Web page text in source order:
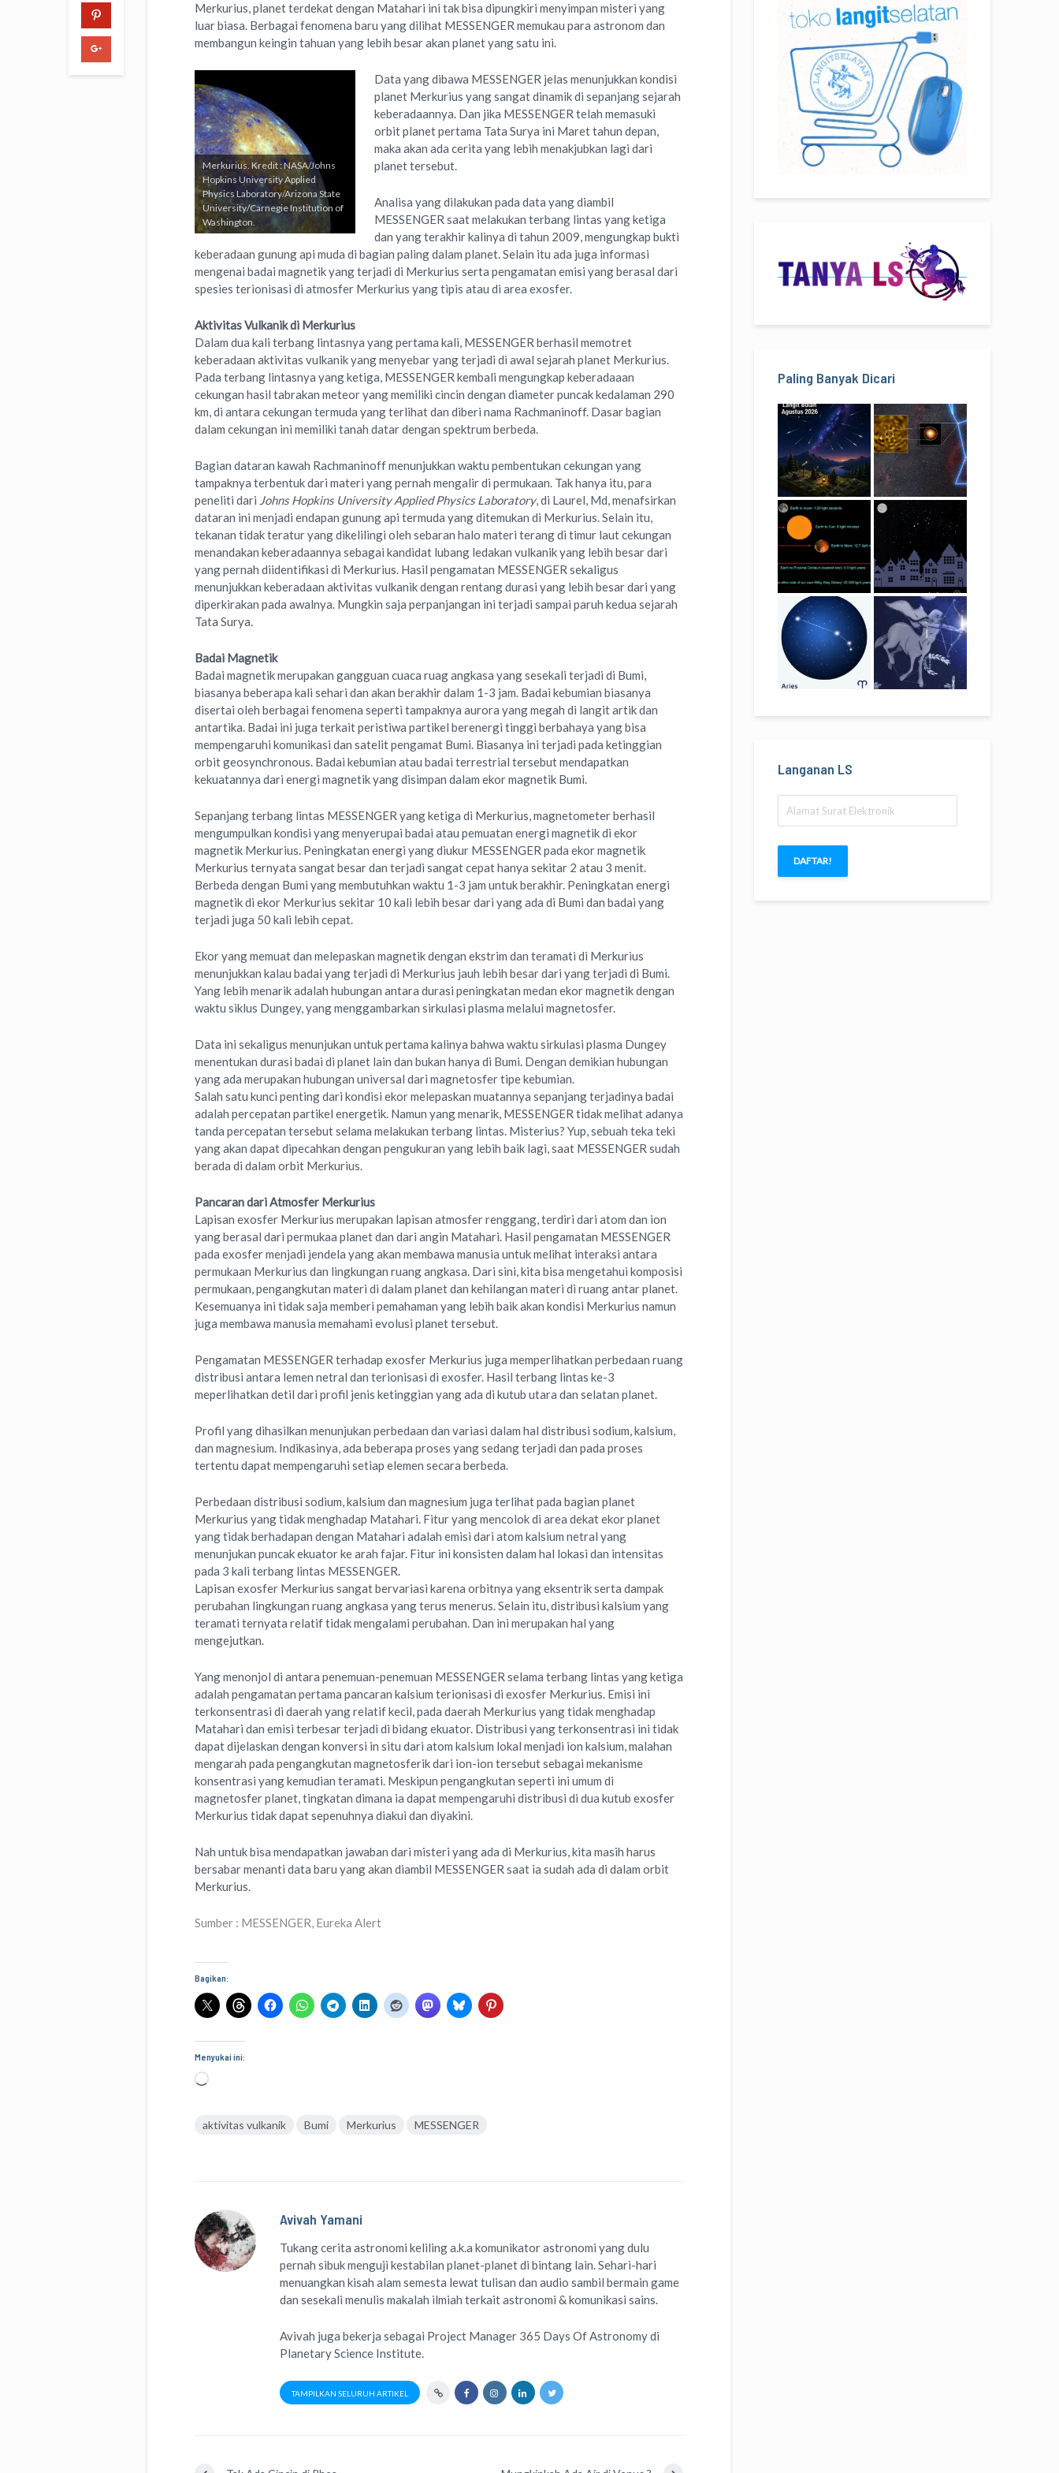
Merkurius, planet terdekat dengan Matahari ini tak bisa dipungkiri menyimpan misteri yang
luar biasa. Berbagai fenomena baru yang dilihat MESSENGER memukau para astronom dan
membangun keingin tahuan yang lebih besar akan planet yang satu ini.
Merkurius. Kredit : NASA/Johns
Hopkins University Applied
Physics Laboratory/Arizona State
University/Carnegie Institution of
Washington.
Data yang dibawa MESSENGER jelas menunjukkan kondisi
planet Merkurius yang sangat dinamik di sepanjang sejarah
keberadaannya. Dan jika MESSENGER telah memasuki
orbit planet pertama Tata Surya ini Maret tahun depan,
maka akan ada cerita yang lebih menakjubkan lagi dari
planet tersebut.
Analisa yang dilakukan pada data yang diambil
MESSENGER saat melakukan terbang lintas yang ketiga
dan yang terakhir kalinya di tahun 2009, mengungkap bukti
keberadaan gunung api muda di bagian paling dalam planet. Selain itu ada juga informasi
mengenai badai magnetik yang terjadi di Merkurius serta pengamatan emisi yang berasal dari
spesies terionisasi di atmosfer Merkurius yang tipis atau di area exosfer.
Aktivitas Vulkanik di Merkurius
Dalam dua kali terbang lintasnya yang pertama kali, MESSENGER berhasil memotret
keberadaan aktivitas vulkanik yang menyebar yang terjadi di awal sejarah planet Merkurius.
Pada terbang lintasnya yang ketiga, MESSENGER kembali mengungkap keberadaaan
cekungan hasil tabrakan meteor yang memiliki cincin dengan diameter puncak kedalaman 290
km, di antara cekungan termuda yang terlihat dan diberi nama Rachmaninoff. Dasar bagian
dalam cekungan ini memiliki tanah datar dengan spektrum berbeda.
Bagian dataran kawah Rachmaninoff menunjukkan waktu pembentukan cekungan yang
tampaknya terbentuk dari materi yang pernah mengalir di permukaan. Tak hanya itu, para
peneliti dari Johns Hopkins University Applied Physics Laboratory, di Laurel, Md, menafsirkan
dataran ini menjadi endapan gunung api termuda yang ditemukan di Merkurius. Selain itu,
tekanan tidak teratur yang dikelilingi oleh sebaran halo materi terang di timur laut cekungan
menandakan keberadaannya sebagai kandidat lubang ledakan vulkanik yang lebih besar dari
yang pernah diidentifikasi di Merkurius. Hasil pengamatan MESSENGER sekaligus
menunjukkan keberadaan aktivitas vulkanik dengan rentang durasi yang lebih besar dari yang
diperkirakan pada awalnya. Mungkin saja perpanjangan ini terjadi sampai paruh kedua sejarah
Tata Surya.
Badai Magnetik
Badai magnetik merupakan gangguan cuaca ruag angkasa yang sesekali terjadi di Bumi,
biasanya beberapa kali sehari dan akan berakhir dalam 1-3 jam. Badai kebumian biasanya
disertai oleh berbagai fenomena seperti tampaknya aurora yang megah di langit artik dan
antartika. Badai ini juga terkait peristiwa partikel berenergi tinggi berbahaya yang bisa
mempengaruhi komunikasi dan satelit pengamat Bumi. Biasanya ini terjadi pada ketinggian
orbit geosynchronous. Badai kebumian atau badai terrestrial tersebut mendapatkan
kekuatannya dari energi magnetik yang disimpan dalam ekor magnetik Bumi.
Sepanjang terbang lintas MESSENGER yang ketiga di Merkurius, magnetometer berhasil
mengumpulkan kondisi yang menyerupai badai atau pemuatan energi magnetik di ekor
magnetik Merkurius. Peningkatan energi yang diukur MESSENGER pada ekor magnetik
Merkurius ternyata sangat besar dan terjadi sangat cepat hanya sekitar 2 atau 3 menit.
Berbeda dengan Bumi yang membutuhkan waktu 1-3 jam untuk berakhir. Peningkatan energi
magnetik di ekor Merkurius sekitar 10 kali lebih besar dari yang ada di Bumi dan badai yang
terjadi juga 50 kali lebih cepat.
Ekor yang memuat dan melepaskan magnetik dengan ekstrim dan teramati di Merkurius
menunjukkan kalau badai yang terjadi di Merkurius jauh lebih besar dari yang terjadi di Bumi.
Yang lebih menarik adalah hubungan antara durasi peningkatan medan ekor magnetik dengan
waktu siklus Dungey, yang menggambarkan sirkulasi plasma melalui magnetosfer.
Data ini sekaligus menunjukan untuk pertama kalinya bahwa waktu sirkulasi plasma Dungey
menentukan durasi badai di planet lain dan bukan hanya di Bumi. Dengan demikian hubungan
yang ada merupakan hubungan universal dari magnetosfer tipe kebumian.
Salah satu kunci penting dari kondisi ekor melepaskan muatannya sepanjang terjadinya badai
adalah percepatan partikel energetik. Namun yang menarik, MESSENGER tidak melihat adanya
tanda percepatan tersebut selama melakukan terbang lintas. Misterius? Yup, sebuah teka teki
yang akan dapat dipecahkan dengan pengukuran yang lebih baik lagi, saat MESSENGER sudah
berada di dalam orbit Merkurius.
Pancaran dari Atmosfer Merkurius
Lapisan exosfer Merkurius merupakan lapisan atmosfer renggang, terdiri dari atom dan ion
yang berasal dari permukaa planet dan dari angin Matahari. Hasil pengamatan MESSENGER
pada exosfer menjadi jendela yang akan membawa manusia untuk melihat interaksi antara
permukaan Merkurius dan lingkungan ruang angkasa. Dari sini, kita bisa mengetahui komposisi
permukaan, pengangkutan materi di dalam planet dan kehilangan materi di ruang antar planet.
Kesemuanya ini tidak saja memberi pemahaman yang lebih baik akan kondisi Merkurius namun
juga membawa manusia memahami evolusi planet tersebut.
Pengamatan MESSENGER terhadap exosfer Merkurius juga memperlihatkan perbedaan ruang
distribusi antara lemen netral dan terionisasi di exosfer. Hasil terbang lintas ke-3
meperlihatkan detil dari profil jenis ketinggian yang ada di kutub utara dan selatan planet.
Profil yang dihasilkan menunjukan perbedaan dan variasi dalam hal distribusi sodium, kalsium,
dan magnesium. Indikasinya, ada beberapa proses yang sedang terjadi dan pada proses
tertentu dapat mempengaruhi setiap elemen secara berbeda.
Perbedaan distribusi sodium, kalsium dan magnesium juga terlihat pada bagian planet
Merkurius yang tidak menghadap Matahari. Fitur yang mencolok di area dekat ekor planet
yang tidak berhadapan dengan Matahari adalah emisi dari atom kalsium netral yang
menunjukan puncak ekuator ke arah fajar. Fitur ini konsisten dalam hal lokasi dan intensitas
pada 3 kali terbang lintas MESSENGER.
Lapisan exosfer Merkurius sangat bervariasi karena orbitnya yang eksentrik serta dampak
perubahan lingkungan ruang angkasa yang terus menerus. Selain itu, distribusi kalsium yang
teramati ternyata relatif tidak mengalami perubahan. Dan ini merupakan hal yang
mengejutkan.
Yang menonjol di antara penemuan-penemuan MESSENGER selama terbang lintas yang ketiga
adalah pengamatan pertama pancaran kalsium terionisasi di exosfer Merkurius. Emisi ini
terkonsentrasi di daerah yang relatif kecil, pada daerah Merkurius yang tidak menghadap
Matahari dan emisi terbesar terjadi di bidang ekuator. Distribusi yang terkonsentrasi ini tidak
dapat dijelaskan dengan konversi in situ dari atom kalsium lokal menjadi ion kalsium, malahan
mengarah pada pengangkutan magnetosferik dari ion-ion tersebut sebagai mekanisme
konsentrasi yang kemudian teramati. Meskipun pengangkutan seperti ini umum di
magnetosfer planet, tingkatan dimana ia dapat mempengaruhi distribusi di dua kutub exosfer
Merkurius tidak dapat sepenuhnya diakui dan diyakini.
Nah untuk bisa mendapatkan jawaban dari misteri yang ada di Merkurius, kita masih harus
bersabar menanti data baru yang akan diambil MESSENGER saat ia sudah ada di dalam orbit
Merkurius.
Sumber : MESSENGER, Eureka Alert
Bagikan:
Menyukai ini:
Memuat...
aktivitas vulkanik Bumi Merkurius MESSENGER
Avivah Yamani
Tukang cerita astronomi kelilinga.k.akomunikator astronomi yang dulu
pernah sibuk menguji kestabilan planet-planet di bintang lain. Sehari-hari
menuangkan kisah alam semesta lewattulisandanaudio sambil bermain game
dan sesekali menulismakalah ilmiah terkait astronomi &komunikasi sains.
Avivah juga bekerja sebagai Project Manager 365 Days Of Astronomydi
Planetary Science Institute.
TAMPILKAN SELURUH ARTIKEL
Paling Banyak Dicari
Langanan LS
Surat
Elektronik
DAFTAR!